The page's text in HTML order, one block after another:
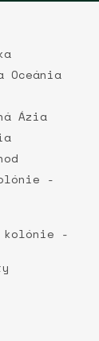
Ázia
-
kolónie -